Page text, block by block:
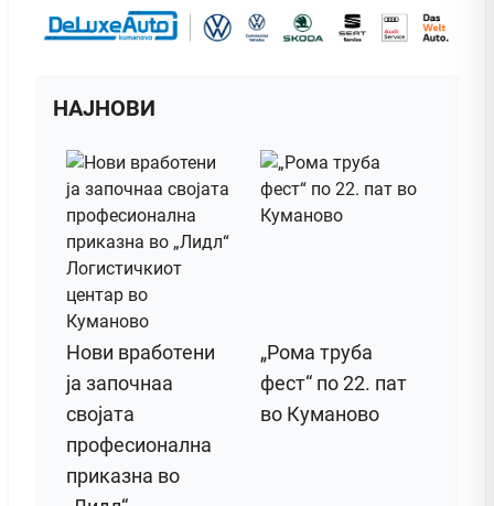
НАЈНОВИ
Нови вработени
ја започнаа
својата
професионална
приказна во
„Рома труба
фест“ по 22. пат
во Куманово